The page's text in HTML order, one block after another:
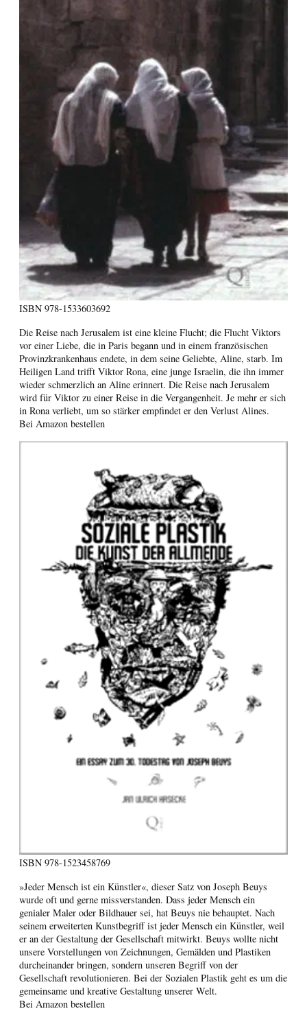
ISBN 978-1533603692
Die Reise nach Jerusalem ist eine kleine Flucht; die Flucht Viktors
vor einer Liebe, die in Paris begann und in einem französischen
Provinzkrankenhaus endete, in dem seine Geliebte, Aline, starb. Im
Heiligen Land trifft Viktor Rona, eine junge Israelin, die ihn immer
wieder schmerzlich an Aline erinnert. Die Reise nach Jerusalem
wird für Viktor zu einer Reise in die Vergangenheit. Je mehr er sich
in Rona verliebt, um so stärker empfindet er den Verlust Alines.
Bei Amazon bestellen
ISBN 978-1523458769
»Jeder Mensch ist ein Künstler«, dieser Satz von Joseph Beuys
wurde oft und gerne missverstanden. Dass jeder Mensch ein
genialer Maler oder Bildhauer sei, hat Beuys nie behauptet. Nach
seinem erweiterten Kunstbegriff ist jeder Mensch ein Künstler, weil
er an der Gestaltung der Gesellschaft mitwirkt. Beuys wollte nicht
unsere Vorstellungen von Zeichnungen, Gemälden und Plastiken
durcheinander bringen, sondern unseren Begriff von der
Gesellschaft revolutionieren. Bei der Sozialen Plastik geht es um die
gemeinsame und kreative Gestaltung unserer Welt.
Bei Amazon bestellen